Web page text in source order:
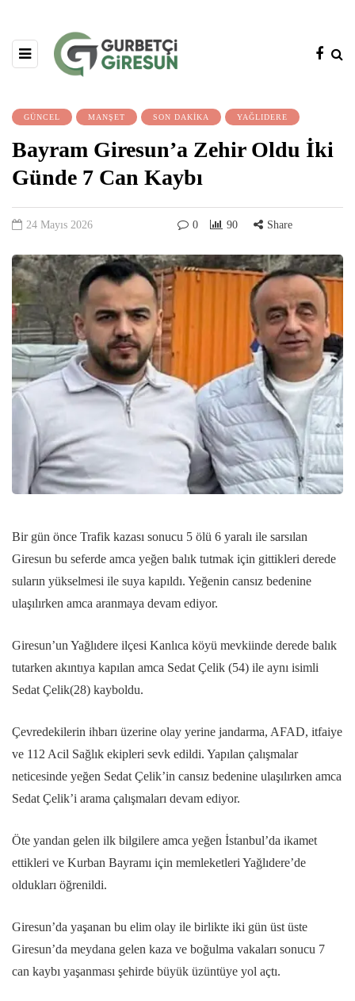
GÜNCEL MANŞET SON DAKİKA YAĞLIDERE
Bayram Giresun’a Zehir Oldu İki
Günde 7 Can Kaybı
24 Mayıs 2026 0 90 Share
Bir gün önce Trafik kazası sonucu 5 ölü 6 yaralı ile sarsılan
Giresun bu seferde amca yeğen balık tutmak için gittikleri derede
suların yükselmesi ile suya kapıldı. Yeğenin cansız bedenine
ulaşılırken amca aranmaya devam ediyor.
Giresun’un Yağlıdere ilçesi Kanlıca köyü mevkiinde derede balık
tutarken akıntıya kapılan amca Sedat Çelik (54) ile aynı isimli
Sedat Çelik(28) kayboldu.
Çevredekilerin ihbarı üzerine olay yerine jandarma, AFAD, itfaiye
ve 112 Acil Sağlık ekipleri sevk edildi. Yapılan çalışmalar
neticesinde yeğen Sedat Çelik’in cansız bedenine ulaşılırken amca
Sedat Çelik’i arama çalışmaları devam ediyor.
Öte yandan gelen ilk bilgilere amca yeğen İstanbul’da ikamet
ettikleri ve Kurban Bayramı için memleketleri Yağlıdere’de
oldukları öğrenildi.
Giresun’da yaşanan bu elim olay ile birlikte iki gün üst üste
Giresun’da meydana gelen kaza ve boğulma vakaları sonucu 7
can kaybı yaşanması şehirde büyük üzüntüye yol açtı.